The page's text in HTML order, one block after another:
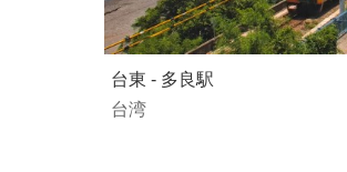
台東 - 多良駅
台湾